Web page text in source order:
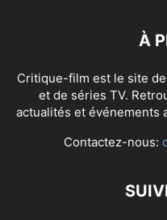
À
Critique-film est le site
et de séries TV.
actualités et événements
Contactez-nous: